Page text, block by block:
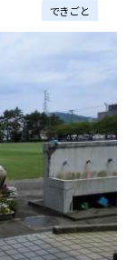
できごと